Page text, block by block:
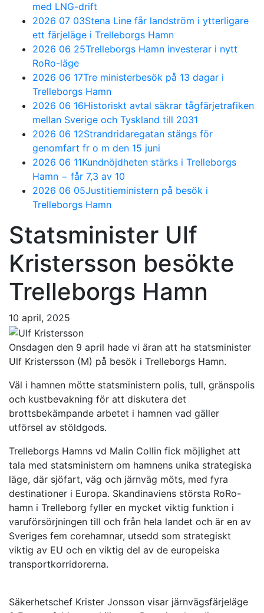
med LNG-drift
2026 07 03Stena Line får landström i ytterligare
ett färjeläge i Trelleborgs Hamn
2026 06 25Trelleborgs Hamn investerar i nytt
RoRo-läge
2026 06 17Tre ministerbesök på 13 dagar i
Trelleborgs Hamn
2026 06 16Historiskt avtal säkrar tågfärjetrafiken
mellan Sverige och Tyskland till 2031
2026 06 12Strandridaregatan stängs för
genomfart fr o m den 15 juni
2026 06 11Kundnöjdheten stärks i Trelleborgs
Hamn − får 7,3 av 10
2026 06 05Justitieministern på besök i
Trelleborgs Hamn
Statsminister Ulf
Kristersson besökte
Trelleborgs Hamn
10 april, 2025
Onsdagen den 9 april hade vi äran att ha statsminister
Ulf Kristersson (M) på besök i Trelleborgs Hamn.
Väl i hamnen mötte statsministern polis, tull, gränspolis
och kustbevakning för att diskutera det
brottsbekämpande arbetet i hamnen vad gäller
utförsel av stöldgods.
Trelleborgs Hamns vd Malin Collin fick möjlighet att
tala med statsministern om hamnens unika strategiska
läge, där sjöfart, väg och järnväg möts, med fyra
destinationer i Europa. Skandinaviens största RoRo-
hamn i Trelleborg fyller en mycket viktig funktion i
varuförsörjningen till och från hela landet och är en av
Sveriges fem corehamnar, utsedd som strategiskt
viktig av EU och en viktig del av de europeiska
transportkorridorerna.
Säkerhetschef Krister Jonsson visar järnvägsfärjeläge